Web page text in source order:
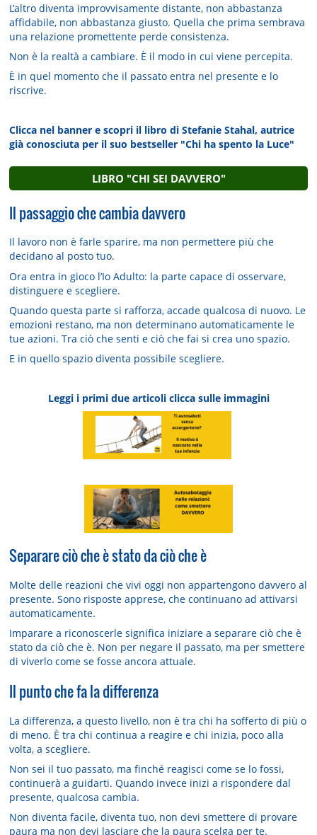
L’altro diventa improvvisamente distante, non abbastanza
affidabile, non abbastanza giusto. Quella che prima sembrava
una relazione promettente perde consistenza.
Non è la realtà a cambiare. È il modo in cui viene percepita.
È in quel momento che il passato entra nel presente e lo
riscrive.
Clicca nel banner e scopri il libro di Stefanie Stahal, autrice
già conosciuta per il suo bestseller "Chi ha spento la Luce"
LIBRO "CHI SEI DAVVERO"
Il passaggio che cambia davvero
Il lavoro non è farle sparire, ma non permettere più che
decidano al posto tuo.
Ora entra in gioco l’Io Adulto: la parte capace di osservare,
distinguere e scegliere.
Quando questa parte si rafforza, accade qualcosa di nuovo. Le
emozioni restano, ma non determinano automaticamente le
tue azioni. Tra ciò che senti e ciò che fai si crea uno spazio.
E in quello spazio diventa possibile scegliere.
Leggi i primi due articoli clicca sulle immagini
Separare ciò che è stato da ciò che è
Molte delle reazioni che vivi oggi non appartengono davvero al
presente. Sono risposte apprese, che continuano ad attivarsi
automaticamente.
Imparare a riconoscerle significa iniziare a separare ciò che è
stato da ciò che è. Non per negare il passato, ma per smettere
di viverlo come se fosse ancora attuale.
Il punto che fa la differenza
La differenza, a questo livello, non è tra chi ha sofferto di più o
di meno. È tra chi continua a reagire e chi inizia, poco alla
volta, a scegliere.
Non sei il tuo passato, ma finché reagisci come se lo fossi,
continuerà a guidarti. Quando invece inizi a rispondere dal
presente, qualcosa cambia.
Non diventa facile, diventa tuo, non devi smettere di provare
paura ma non devi lasciare che la paura scelga per te.